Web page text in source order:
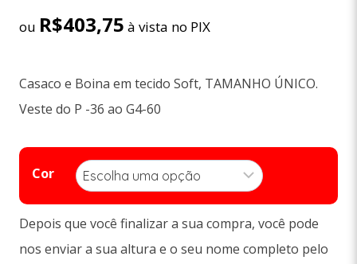
ou R$403,75 à vista no PIX
Casaco e Boina em tecido Soft, TAMANHO ÚNICO.
Veste do P -36 ao G4-60
Cor
Depois que você finalizar a sua compra, você pode
nos enviar a sua altura e o seu nome completo pelo